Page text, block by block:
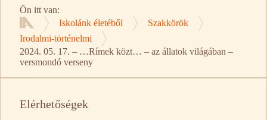
Ön itt van:
Kezdőlap
Iskolánk életéből
Szakkörök
Irodalmi-történelmi
2024. 05. 17. – …Rímek közt… – az állatok világában –
versmondó verseny
Elérhetőségek